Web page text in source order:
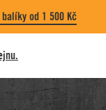
od 1 500 Kč